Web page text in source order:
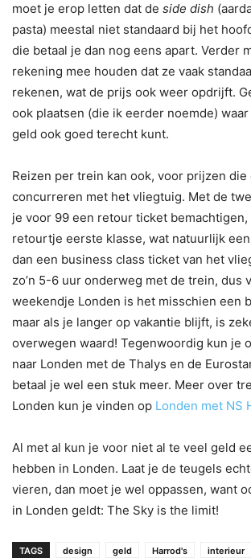
moet je erop letten dat de side dish
pasta) meestal niet standaard bij het
die betaal je dan nog eens apart. Verder
rekening mee houden dat ze vaak
rekenen, wat de prijs ook weer opdrijft.
ook plaatsen (die ik eerder noemde)
geld ook goed terecht kunt.
Reizen per trein kan ook, voor prijzen die
concurreren met het vliegtuig. Met de
je voor 99 een retour ticket bemachtigen,
retourtje eerste klasse, wat natuurlijk
dan een business class ticket van het
zo’n 5-6 uur onderweg met de trein, dus
weekendje Londen is het misschien een
maar als je langer op vakantie blijft, is
overwegen waard! Tegenwoordig kun je
naar Londen met de Thalys en de
betaal je wel een stuk meer. Meer over
Londen kun je vinden op Londen met NS
Al met al kun je voor niet al te veel geld
hebben in Londen. Laat je de teugels
vieren, dan moet je wel oppassen, want
in Londen geldt: The Sky is the limit!
TAGS design geld Harrod's interieur